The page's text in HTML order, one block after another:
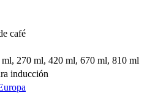
café
270 ml, 420 ml, 670 ml, 810 ml
inducción